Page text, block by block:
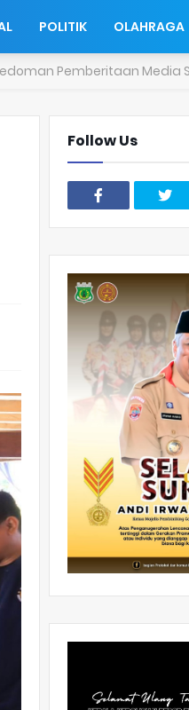
POLITIK OLAHRAGA
Pemberitaan Media
Follow Us